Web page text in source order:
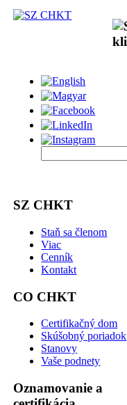
SZ CHKT
Staň sa členom
Viac
Cenník
Kontakt
CO CHKT
Certifikačný dom
Skúšobný poriadok
Stanovy
Vaše podnety
Oznamovanie a